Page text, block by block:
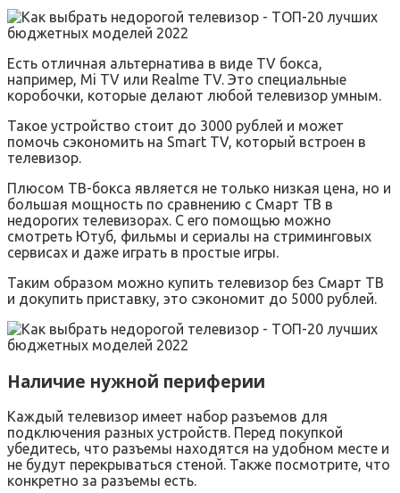
Есть отличная альтернатива в виде TV бокса,
например, Mi TV или Realme TV. Это специальные
коробочки, которые делают любой телевизор умным.
Такое устройство стоит до 3000 рублей и может
помочь сэкономить на Smart TV, который встроен в
телевизор.
Плюсом ТВ-бокса является не только низкая цена, но и
большая мощность по сравнению с Смарт ТВ в
недорогих телевизорах. С его помощью можно
смотреть Ютуб, фильмы и сериалы на стриминговых
сервисах и даже играть в простые игры.
Таким образом можно купить телевизор без Смарт ТВ
и докупить приставку, это сэкономит до 5000 рублей.
Наличие нужной периферии
Каждый телевизор имеет набор разъемов для
подключения разных устройств. Перед покупкой
убедитесь, что разъемы находятся на удобном месте и
не будут перекрываться стеной. Также посмотрите, что
конкретно за разъемы есть.